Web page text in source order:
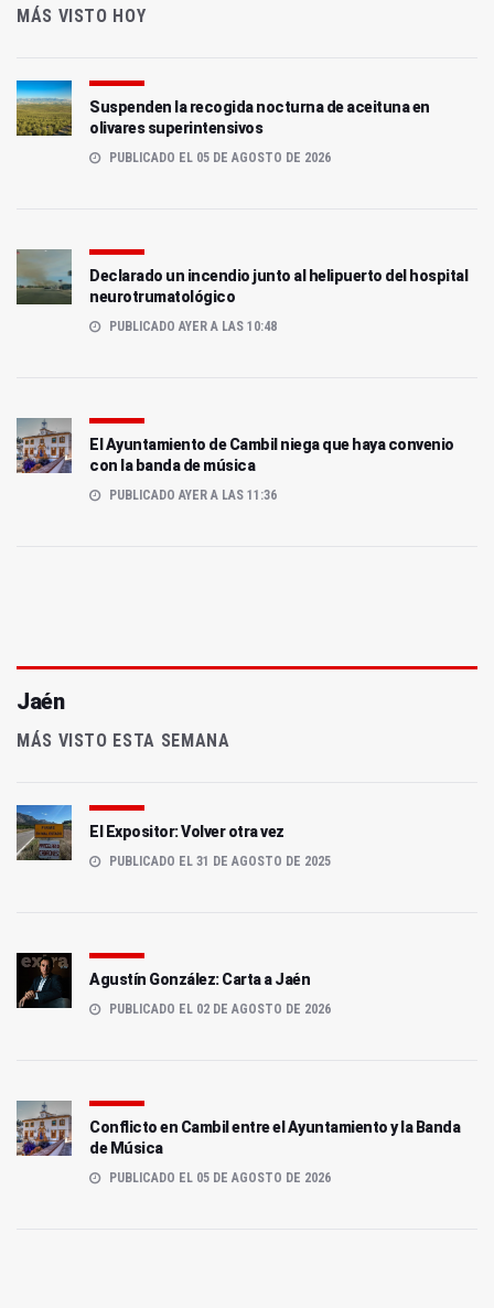
MÁS VISTO HOY
Suspenden la recogida nocturna de aceituna en
olivares superintensivos
PUBLICADO EL 05 DE AGOSTO DE 2026
Declarado un incendio junto al helipuerto del hospital
neurotrumatológico
PUBLICADO AYER A LAS 10:48
El Ayuntamiento de Cambil niega que haya convenio
con la banda de música
PUBLICADO AYER A LAS 11:36
Jaén
MÁS VISTO ESTA SEMANA
El Expositor: Volver otra vez
PUBLICADO EL 31 DE AGOSTO DE 2025
Agustín González: Carta a Jaén
PUBLICADO EL 02 DE AGOSTO DE 2026
Conflicto en Cambil entre el Ayuntamiento y la Banda
de Música
PUBLICADO EL 05 DE AGOSTO DE 2026